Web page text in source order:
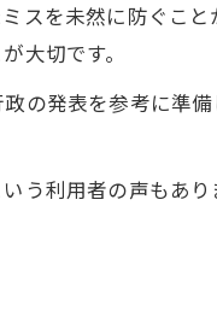
スを未然に防ぐこと
大切です。
の発表を参考に準備
う利用者の声もあり